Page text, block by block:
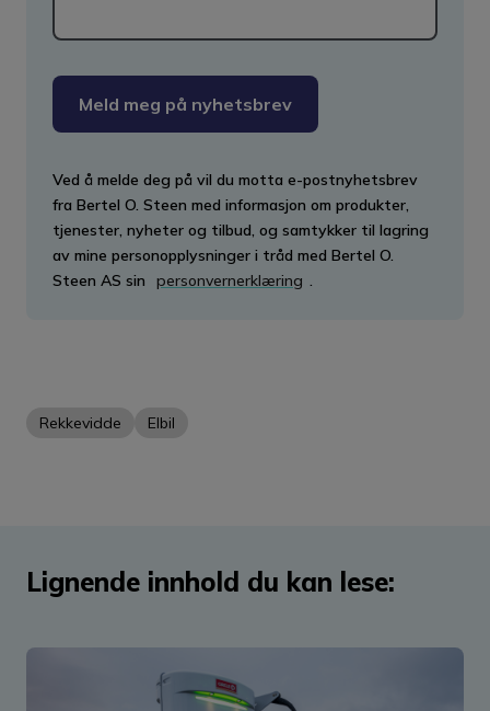
Meld meg på nyhetsbrev
Ved å melde deg på vil du motta e-postnyhetsbrev
fra Bertel O. Steen med informasjon om produkter,
tjenester, nyheter og tilbud, og samtykker til lagring
av mine personopplysninger i tråd med Bertel O.
Steen AS sin
personvernerklæring .
Rekkevidde Elbil
Lignende innhold du kan lese: